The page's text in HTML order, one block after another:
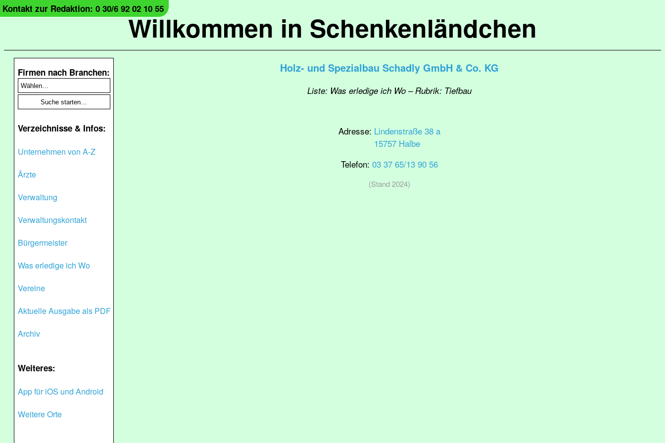
Willkommen in Schenkenländchen
Kontakt zur Redaktion: 0 30/6 92 02 10 55
Firmen nach Branchen:
Verzeichnisse & Infos:
Unternehmen von A-Z
Ärzte
Verwaltung
Verwaltungskontakt
Bürgermeister
Was erledige ich Wo
Vereine
Aktuelle Ausgabe als PDF
Archiv
Weiteres:
App für iOS und Android
Weitere Orte
Holz- und Spezialbau Schadly GmbH & Co. KG
Liste: Was erledige ich Wo – Rubrik: Tiefbau
Adresse: Lindenstraße 38 a
15757 Halbe
Telefon: 03 37 65/13 90 56
(Stand 2024)